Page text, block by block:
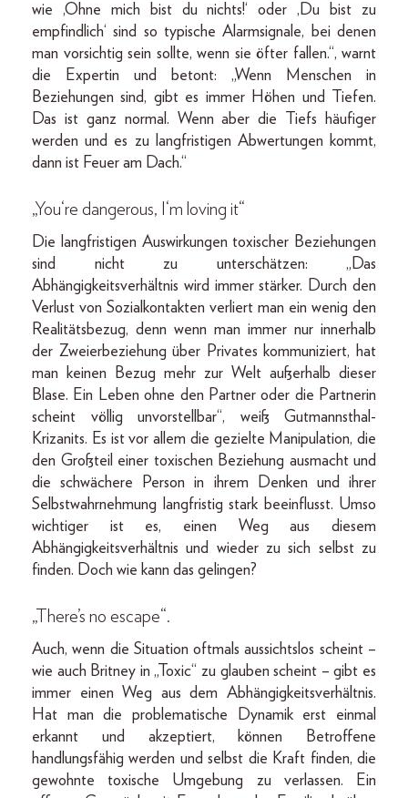
wie ‚Ohne mich bist du nichts!‘ oder ‚Du bist zu
empfindlich‘ sind so typische Alarmsignale, bei denen
man vorsichtig sein sollte, wenn sie öfter fallen.“, warnt
die Expertin und betont: „Wenn Menschen in
Beziehungen sind, gibt es immer Höhen und Tiefen.
Das ist ganz normal. Wenn aber die Tiefs häufiger
werden und es zu langfristigen Abwertungen kommt,
dann ist Feuer am Dach.“
„You‘re dangerous, I‘m loving it“
Die langfristigen Auswirkungen toxischer Beziehungen
sind nicht zu unterschätzen: „Das
Abhängigkeitsverhältnis wird immer stärker. Durch den
Verlust von Sozialkontakten verliert man ein wenig den
Realitätsbezug, denn wenn man immer nur innerhalb
der Zweierbeziehung über Privates kommuniziert, hat
man keinen Bezug mehr zur Welt außerhalb dieser
Blase. Ein Leben ohne den Partner oder die Partnerin
scheint völlig unvorstellbar“, weiß Gutmannsthal-
Krizanits. Es ist vor allem die gezielte Manipulation, die
den Großteil einer toxischen Beziehung ausmacht und
die schwächere Person in ihrem Denken und ihrer
Selbstwahrnehmung langfristig stark beeinflusst. Umso
wichtiger ist es, einen Weg aus diesem
Abhängigkeitsverhältnis und wieder zu sich selbst zu
finden. Doch wie kann das gelingen?
„There’s no escape“.
Auch, wenn die Situation oftmals aussichtslos scheint –
wie auch Britney in „Toxic“ zu glauben scheint – gibt es
immer einen Weg aus dem Abhängigkeitsverhältnis.
Hat man die problematische Dynamik erst einmal
erkannt und akzeptiert, können Betroffene
handlungsfähig werden und selbst die Kraft finden, die
gewohnte toxische Umgebung zu verlassen. Ein